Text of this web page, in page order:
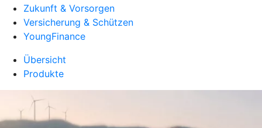
Zukunft & Vorsorgen
Versicherung & Schützen
YoungFinance
Übersicht
Produkte